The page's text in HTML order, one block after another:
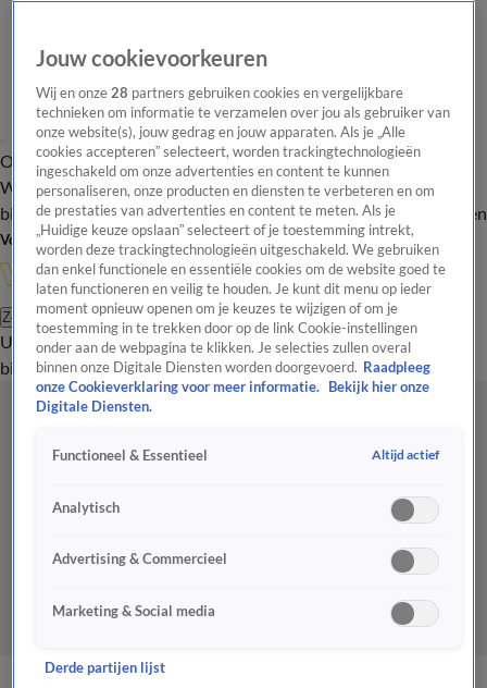
Overzicht Onze programma's Uitzendingen Onze gezichten
In de
WandelgangenInterviewsUitzending
bijwonenPodcastShopVeelgestelde vragenKijkersvraag insturen
Volg Vandaag Inside
Zoeken
UitzendingenVandaag InsideDe OranjezomerShopUitzending
bijwonen
Jouw cookievoorkeuren
Wij en onze28 partners gebruiken cookies en vergelijkbare
technieken om informatie te verzamelen over jou als gebruiker van
onze website(s), jouw gedrag en jouw apparaten. Als je „Alle
cookies accepteren” selecteert, worden trackingtechnologieën
ingeschakeld om onze advertenties en content te kunnen
personaliseren, onze producten en diensten te verbeteren en om
de prestaties van advertenties en content te meten. Als je
„Huidige keuze opslaan” selecteert of je toestemming intrekt,
worden deze trackingtechnologieën uitgeschakeld. We gebruiken
dan enkel functionele en essentiële cookies om de website goed te
laten functioneren en veilig te houden. Je kunt dit menu op ieder
moment opnieuw openen om je keuzes te wijzigen of om je
toestemming in te trekken door op de link Cookie-instellingen
onder aan de webpagina te klikken. Je selecties zullen overal
binnen onze Digitale Diensten worden doorgevoerd. Raadpleeg
onze Cookieverklaring voor meer informatie.
Bekijk hier onze
Digitale Diensten.
Functioneel & Essentieel Altijd actief
Analytisch
Advertising & Commercieel
Marketing & Social media
Derde partijen lijst